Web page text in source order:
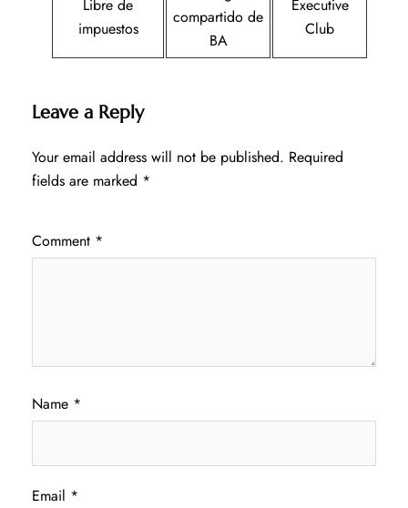
Libre de
impuestos
compartido de
BA
Executive
Club
Leave a Reply
Your email address will not be published. Required
fields are marked *
Comment *
Name *
Email *